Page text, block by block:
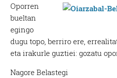
Oporren
bueltan
egingo
dugu topo, berriro ere,
eta irakurle guztiei: gozatu
Nagore Belastegi